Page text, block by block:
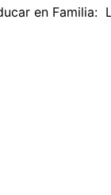
en Familia: